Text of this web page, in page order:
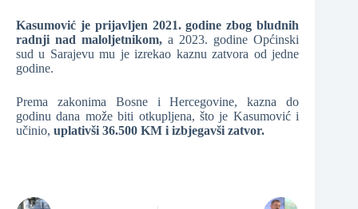
Kasumović je prijavljen 2021. godine zbog bludnih
radnji nad maloljetnikom, a 2023. godine Općinski
sud u Sarajevu mu je izrekao kaznu zatvora od jedne
godine.
Prema zakonima Bosne i Hercegovine, kazna do
godinu dana može biti otkupljena, što je Kasumović i
učinio, uplativši 36.500 KM i izbjegavši zatvor.